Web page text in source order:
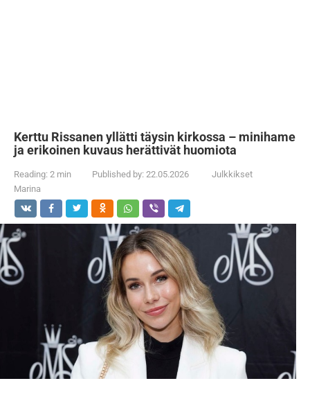
Kerttu Rissanen yllätti täysin kirkossa – minihame
ja erikoinen kuvaus herättivät huomiota
Reading: 2 min Published by: 22.05.2026
Julkkikset
Marina